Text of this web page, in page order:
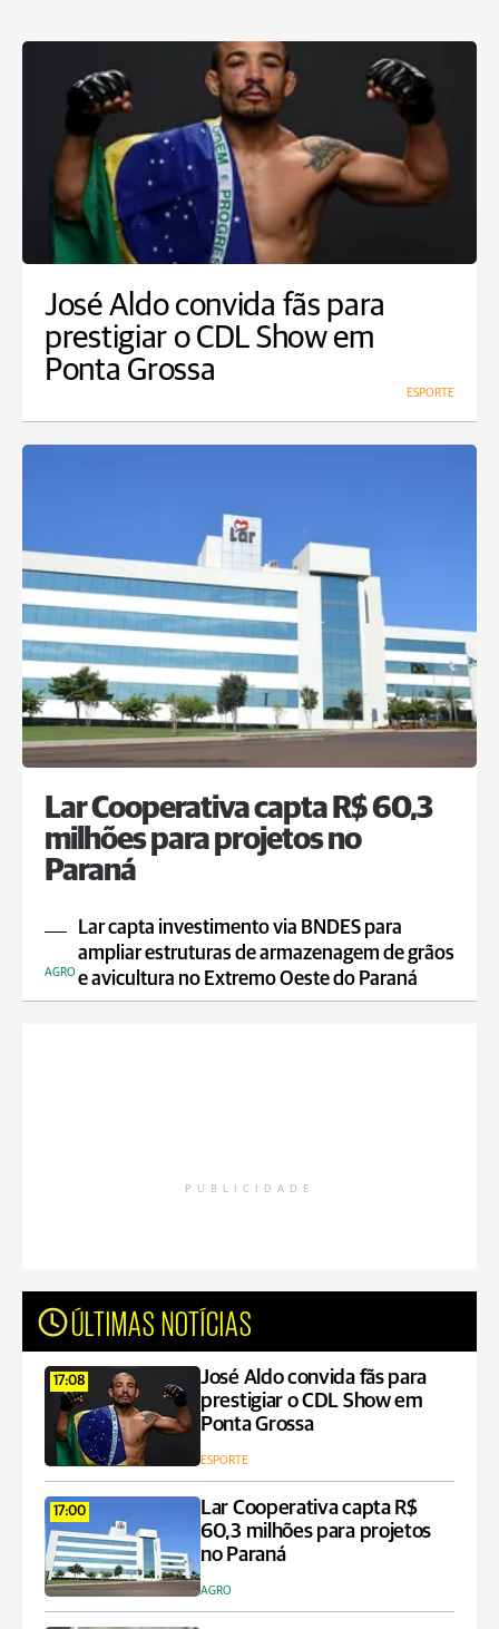
José Aldo convida fãs para
prestigiar o CDL Show em
Ponta Grossa
ESPORTE
Lar Cooperativa capta R$ 60,3
milhões para projetos no
Paraná
Lar capta investimento via BNDES para
ampliar estruturas de armazenagem de grãos
e avicultura no Extremo Oeste do Paraná
AGRO
PUBLICIDADE
ÚLTIMAS NOTÍCIAS
17:08
José Aldo convida fãs para
prestigiar o CDL Show em
Ponta Grossa
ESPORTE
17:00
Lar Cooperativa capta R$
60,3 milhões para projetos
no Paraná
AGRO